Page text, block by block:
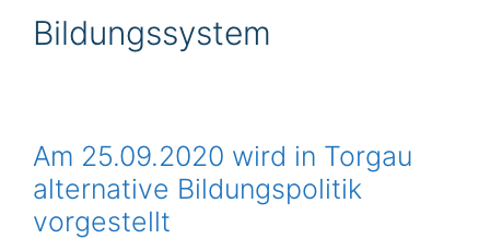
Bildungssystem
Am 25.09.2020 wird in Torgau
alternative Bildungspolitik
vorgestellt